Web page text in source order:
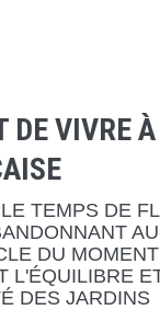
DE VIVRE
TEMPS DE
AU
DU
L'ÉQUILIBRE
DES JARDINS